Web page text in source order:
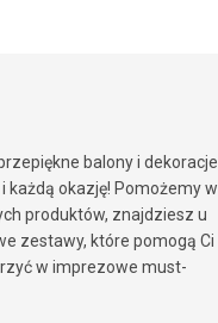
balony i dekoracje
każdą okazję! Pomożemy w
produktów, znajdziesz u
zestawy, które pomogą Ci
w imprezowe must-